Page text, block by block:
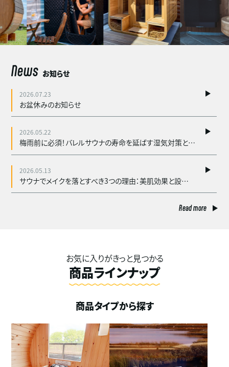
News お知らせ
2026.07.23
お盆休みのお知らせ
2026.05.22
梅雨前に必須！バレルサウナの寿命を延ばす湿気対策と木材メンテ
2026.05.13
サウナでメイクを落とすべき3つの理由：美肌効果と設備保護の観点から
Read more
お気に入りがきっと見つかる
商品ラインナップ
商品タイプから探す